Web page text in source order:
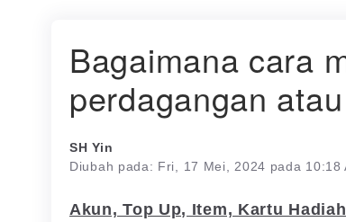
Bagaimana cara
perdagangan
SH Yin
Diubah pada: Fri, 17 Mei, 2024 pada 10:18
Akun, Top Up, Item, Kartu